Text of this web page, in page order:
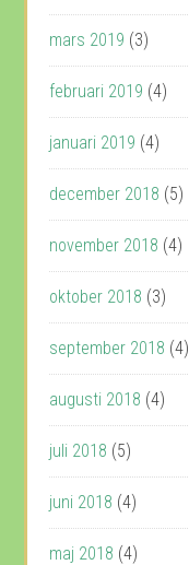
mars 2019 (3)
februari 2019 (4)
januari 2019 (4)
december 2018 (5)
november 2018 (4)
oktober 2018 (3)
september 2018 (4)
augusti 2018 (4)
juli 2018 (5)
juni 2018 (4)
maj 2018 (4)